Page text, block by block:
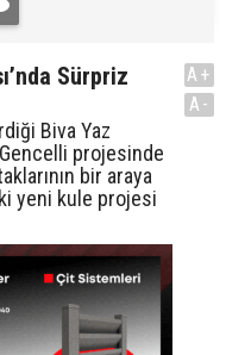
Sürpriz
Biva Yaz
Gencelli projesinde
bir araya
yeni kule projesi
A+
A-